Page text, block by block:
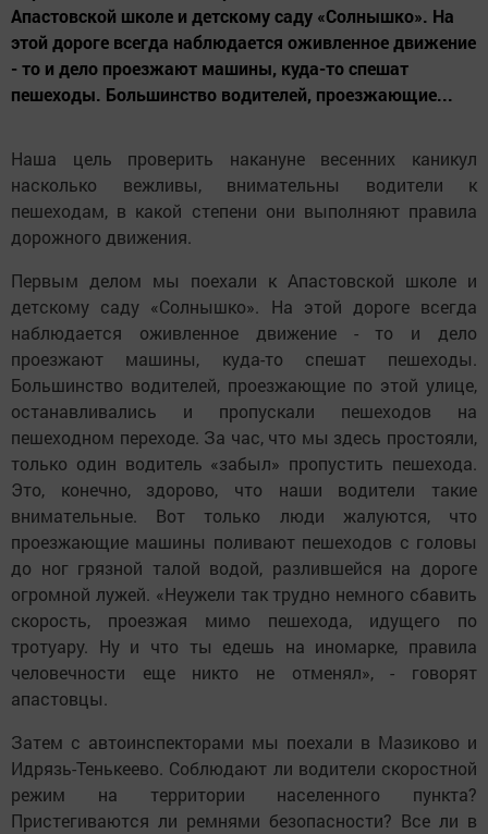
Апастовской школе и детскому саду «Солнышко». На
этой дороге всегда наблюдается оживленное движение
- то и дело проезжают машины, куда-то спешат
пешеходы. Большинство водителей, проезжающие...
Наша цель проверить накануне весенних каникул
насколько вежливы, внимательны водители к
пешеходам, в какой степени они выполняют правила
дорожного движения.
Первым делом мы поехали к Апастовской школе и
детскому саду «Солнышко». На этой дороге всегда
наблюдается оживленное движение - то и дело
проезжают машины, куда-то спешат пешеходы.
Большинство водителей, проезжающие по этой улице,
останавливались и пропускали пешеходов на
пешеходном переходе. За час, что мы здесь простояли,
только один водитель «забыл» пропустить пешехода.
Это, конечно, здорово, что наши водители такие
внимательные. Вот только люди жалуются, что
проезжающие машины поливают пешеходов с головы
до ног грязной талой водой, разлившейся на дороге
огромной лужей. «Неужели так трудно немного сбавить
скорость, проезжая мимо пешехода, идущего по
тротуару. Ну и что ты едешь на иномарке, правила
человечности еще никто не отменял», - говорят
апастовцы.
Затем с автоинспекторами мы поехали в Мазиково и
Идрязь-Тенькеево. Соблюдают ли водители скоростной
режим на территории населенного пункта?
Пристегиваются ли ремнями безопасности? Все ли в